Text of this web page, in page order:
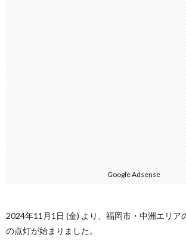
Google Adsense
2024年11月1日 (金) より、福岡市・中洲エリア
の点灯が始まりました。